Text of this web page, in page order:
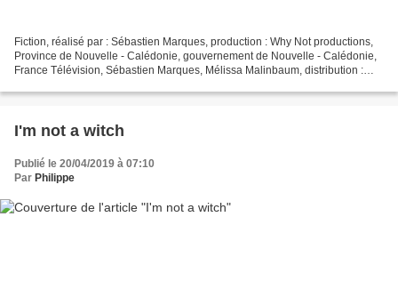
Fiction, réalisé par : Sébastien Marques, production : Why Not productions,
Province de Nouvelle - Calédonie, gouvernement de Nouvelle - Calédonie,
France Télévision, Sébastien Marques, Mélissa Malinbaum, distribution :
I'm not a witch
Publié le 20/04/2019 à 07:10
Par Philippe